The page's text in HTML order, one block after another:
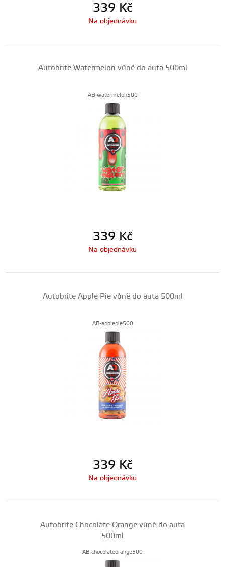
339 Kč
Na objednávku
Autobrite Watermelon vůně do auta 500ml
AB-watermelon500
339 Kč
Na objednávku
Autobrite Apple Pie vůně do auta 500ml
AB-applepie500
339 Kč
Na objednávku
Autobrite Chocolate Orange vůně do auta
500ml
AB-chocolateorange500